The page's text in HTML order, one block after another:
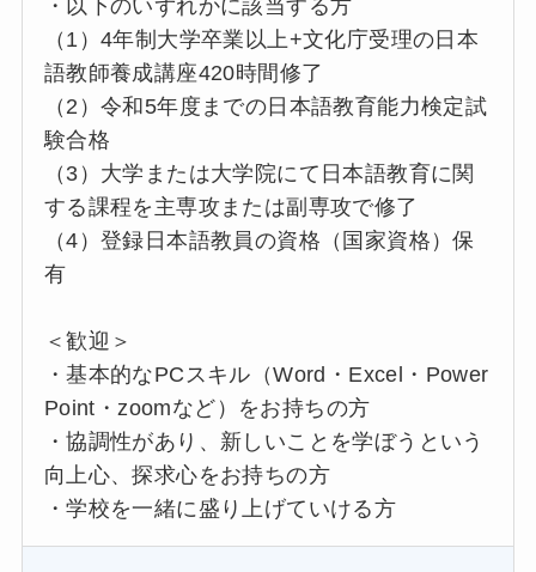
・以下のいずれかに該当する方
（1）4年制大学卒業以上+文化庁受理の日本
語教師養成講座420時間修了
（2）令和5年度までの日本語教育能力検定試
験合格
（3）大学または大学院にて日本語教育に関
する課程を主専攻または副専攻で修了
（4）登録日本語教員の資格（国家資格）保
有
＜歓迎＞
・基本的なPCスキル（Word・Excel・Power
Point・zoomなど）をお持ちの方
・協調性があり、新しいことを学ぼうという
向上心、探求心をお持ちの方
・学校を一緒に盛り上げていける方